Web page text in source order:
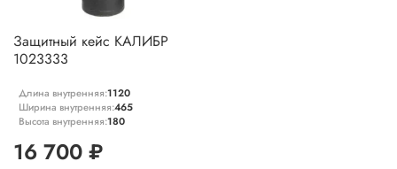
Защитный кейс КАЛИБР
1023333
Длина внутренняя:1120
Ширина внутренняя:465
Высота внутренняя:180
16 700 ₽